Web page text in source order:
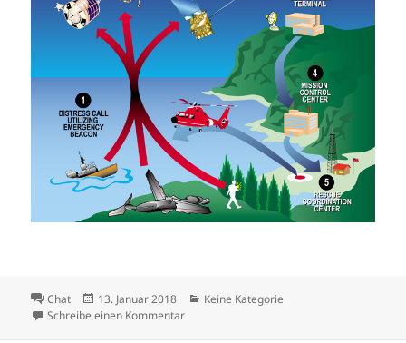
Format
Chat
Veröffentlicht
am
13. Januar 2018 Kategorien
Keine Kategorie
Schreibe einen Kommentarzu Sicherheit geht vor